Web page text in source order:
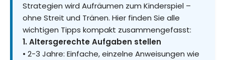
Strategien wird Aufräumen zum Kinderspiel –
ohne Streit und Tränen. Hier finden Sie alle
wichtigen Tipps kompakt zusammengefasst:
1. Altersgerechte Aufgaben stellen
• 2-3 Jahre: Einfache, einzelne Anweisungen wie